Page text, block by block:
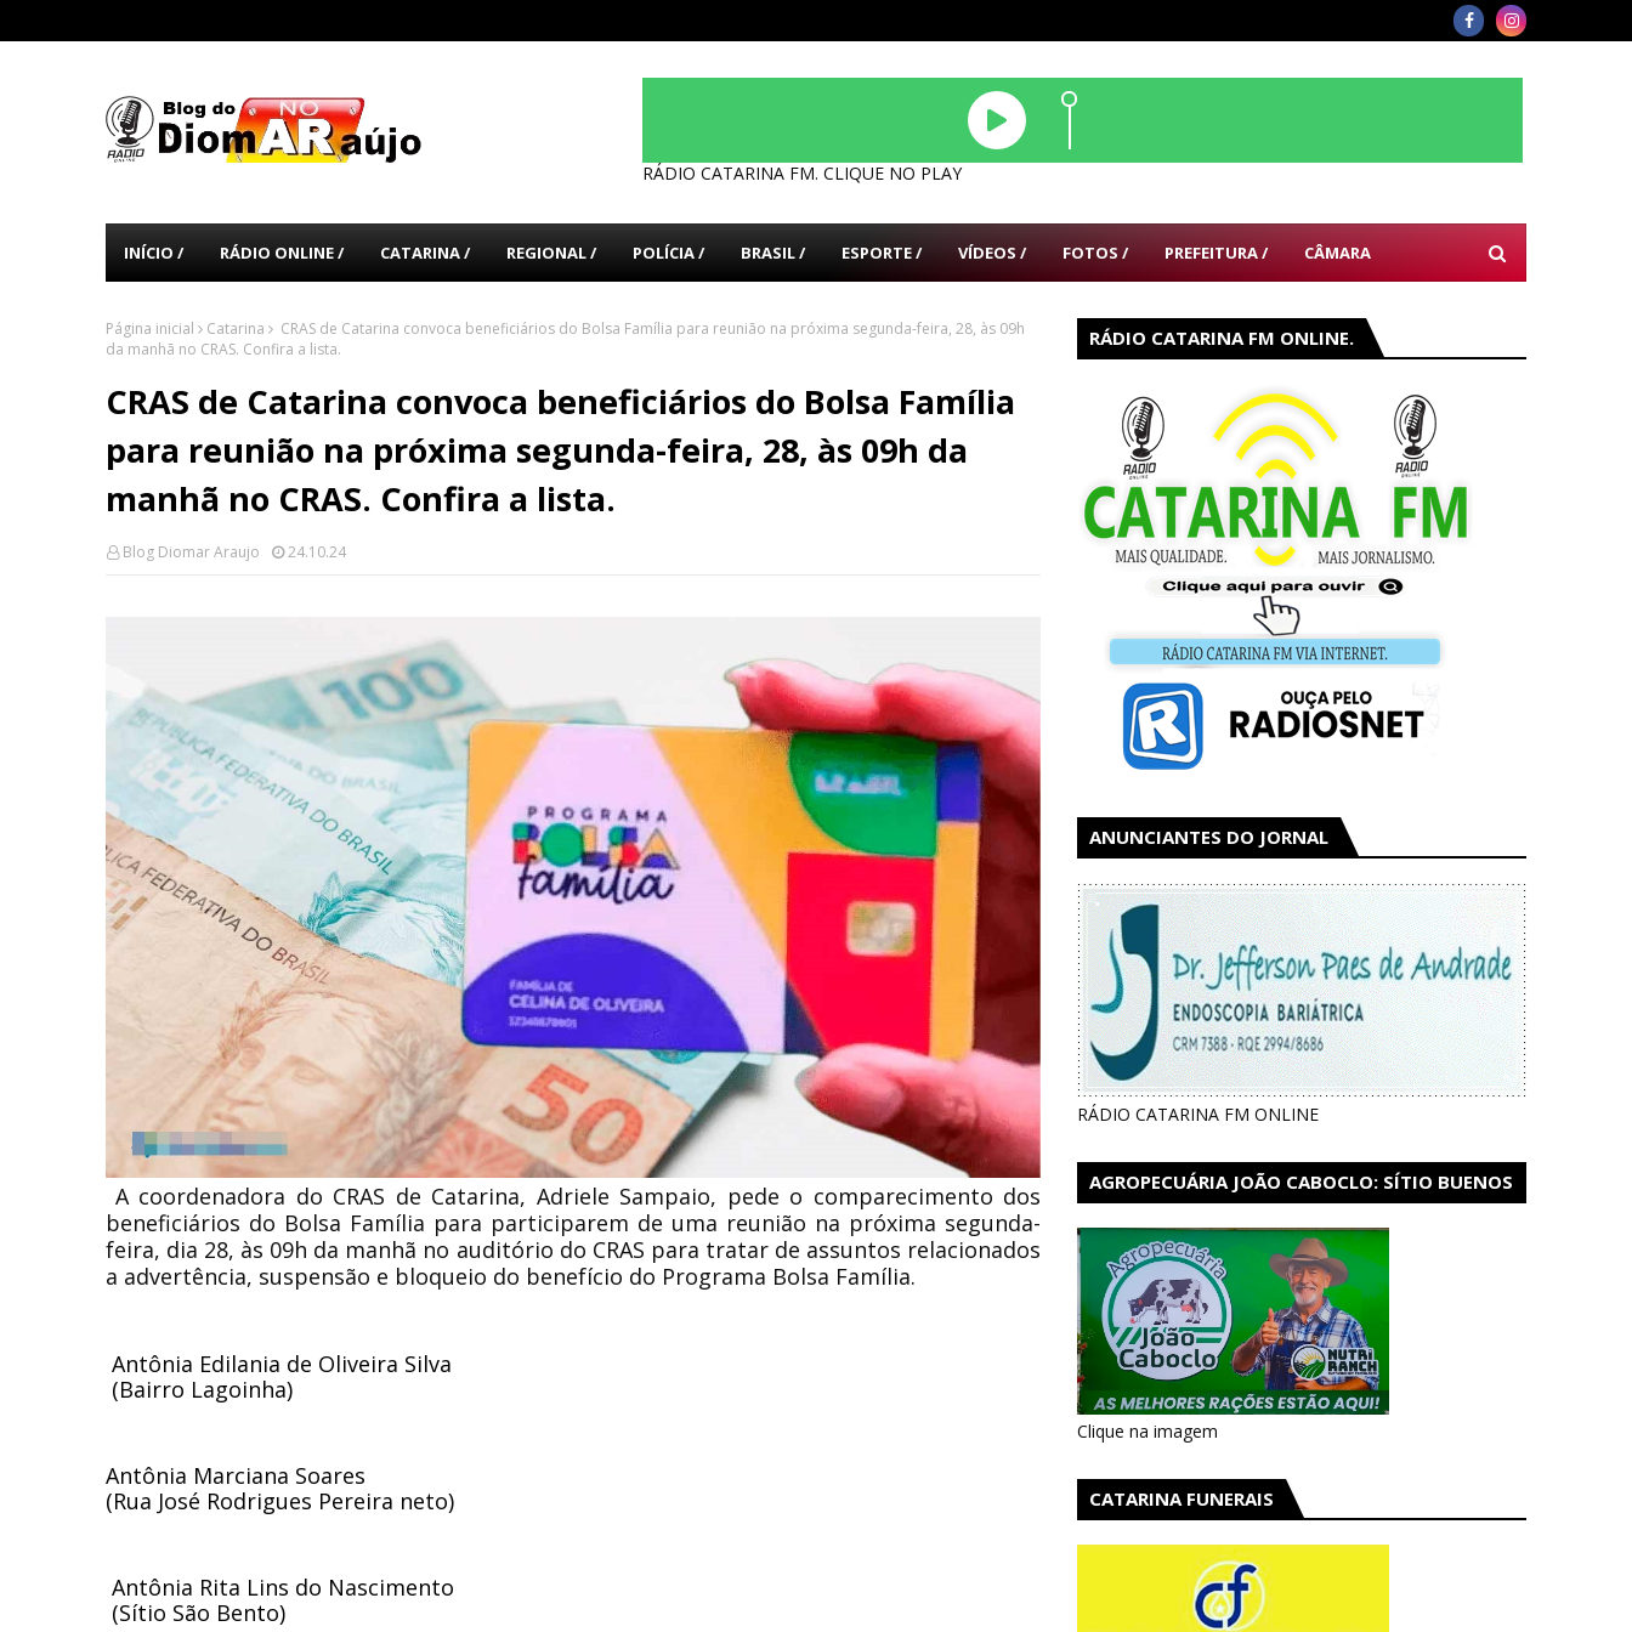
RÁDIO CATARINA FM. CLIQUE NO PLAY
INÍCIO / RÁDIO ONLINE / CATARINA / REGIONAL / POLÍCIA / BRASIL / ESPORTE / VÍDEOS / FOTOS / PREFEITURA / CÂMARA
Página inicial Catarina
CRAS de Catarina convoca beneficiários do Bolsa Família para reunião na próxima segunda-feira, 28, às 09h
da manhã no CRAS. Confira a lista.
CRAS de Catarina convoca beneficiários do Bolsa Família
para reunião na próxima segunda-feira, 28, às 09h da
manhã no CRAS. Confira a lista.
Blog Diomar Araujo 24.10.24
A coordenadora do CRAS de Catarina, Adriele Sampaio, pede o comparecimento dos
beneficiários do Bolsa Família para participarem de uma reunião na próxima segunda-
feira, dia 28, às 09h da manhã no auditório do CRAS para tratar de assuntos relacionados
a advertência, suspensão e bloqueio do benefício do Programa Bolsa Família.
Antônia Edilania de Oliveira Silva
(Bairro Lagoinha)
Antônia Marciana Soares
(Rua José Rodrigues Pereira neto)
Antônia Rita Lins do Nascimento
(Sítio São Bento)
RÁDIO CATARINA FM ONLINE.
ANUNCIANTES DO JORNAL
RÁDIO CATARINA FM ONLINE
AGROPECUÁRIA JOÃO CABOCLO: SÍTIO BUENOS
Clique na imagem
CATARINA FUNERAIS